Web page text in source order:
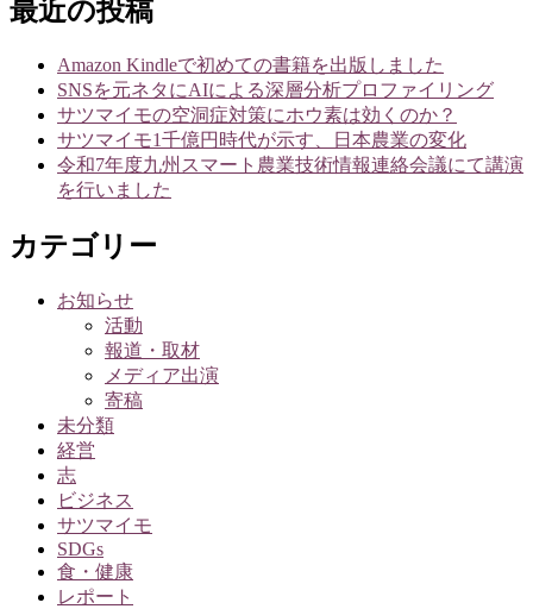
ゲ
最近の投稿
Amazon Kindleで初めての書籍を出版しました
SNSを元ネタにAIによる深層分析プロファイリング
サツマイモの空洞症対策にホウ素は効くのか？
サツマイモ1千億円時代が示す、日本農業の変化
令和7年度九州スマート農業技術情報連絡会議にて講演
を行いました
カテゴリー
お知らせ
活動
報道・取材
メディア出演
寄稿
未分類
経営
志
ビジネス
サツマイモ
SDGs
食・健康
レポート